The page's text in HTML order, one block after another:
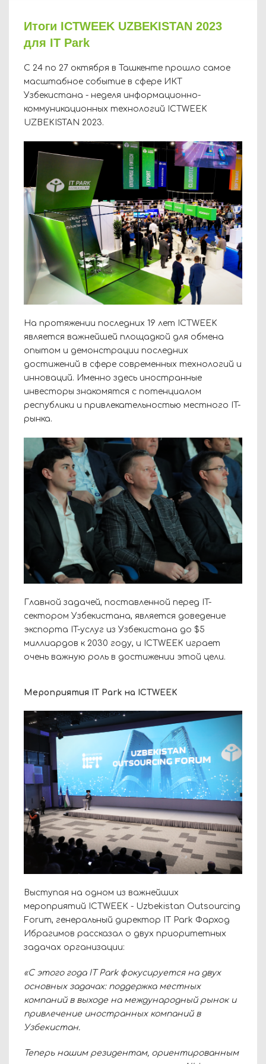
Итоги ICTWEEK UZBEKISTAN 2023
для IT Park
С 24 по 27 октября в Ташкенте прошло самое
масштабное событие в сфере ИКТ
Узбекистана - неделя информационно-
коммуникационных технологий ICTWEEK
UZBEKISTAN 2023.
На протяжении последних 19 лет ICTWEEK
является важнейшей площадкой для обмена
опытом и демонстрации последних
достижений в сфере современных технологий и
инноваций. Именно здесь иностранные
инвесторы знакомятся с потенциалом
республики и привлекательностью местного IT-
рынка.
Главной задачей, поставленной перед IT-
сектором Узбекистана, является доведение
экспорта IT-услуг из Узбекистана до $5
миллиардов к 2030 году, и ICTWEEK играет
очень важную роль в достижении этой цели.
Мероприятия IT Park на ICTWEEK
Выступая на одном из важнейших
мероприятий ICTWEEK - Uzbekistan Outsourcing
Forum, генеральный директор IT Park Фарход
Ибрагимов рассказал о двух приоритетных
задачах организации:
«С этого года IT Park фокусируется на двух
основных задачах: поддержка местных
компаний в выходе на международный рынок и
привлечение иностранных компаний в
Узбекистан.
Теперь нашим резидентам, ориентированным